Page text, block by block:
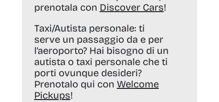
prenotala con Discover Cars!
Taxi/Autista personale: ti
serve un passaggio da e per
l’aeroporto? Hai bisogno di un
autista o taxi personale che ti
porti ovunque desideri?
Prenotalo qui con Welcome
Pickups!